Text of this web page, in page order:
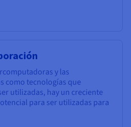
y las
como tecnologías que
utilizadas, hay un creciente
para ser utilizadas para